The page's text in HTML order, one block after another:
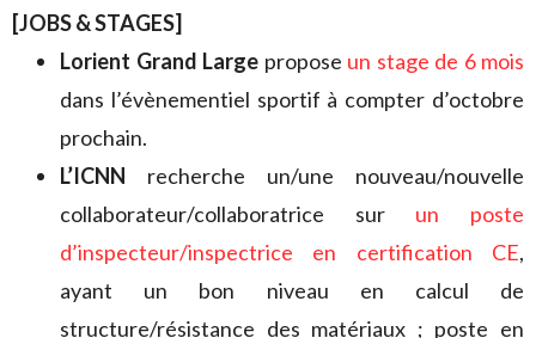
[JOBS & STAGES]
Lorient Grand Large propose un stage de 6 mois
dans l’évènementiel sportif à compter d’octobre
prochain.
L’ICNN recherche un/une nouveau/nouvelle
collaborateur/collaboratrice sur un poste
d’inspecteur/inspectrice en certification CE,
ayant un bon niveau en calcul de
structure/résistance des matériaux ; poste en